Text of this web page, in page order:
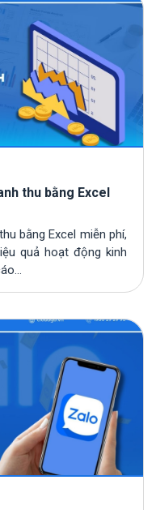
thu bằng Excel
bằng Excel miễn phí,
quả hoạt động kinh